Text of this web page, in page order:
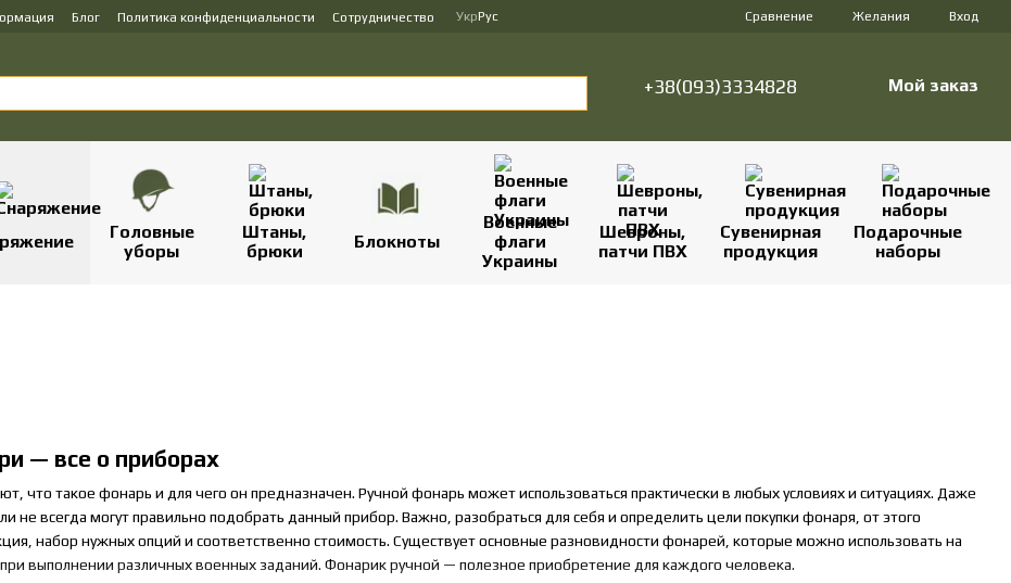
Блог Политика конфиденциальности Сотрудничество УкрРус Сравнение Желания Вход
+38(093)3334828 Мой заказ
Головные
уборы
Штаны,
брюки
Блокноты
Военные
флаги
Украины
Шевроны,
патчи ПВХ
Сувенирная
продукция
Подарочные
наборы
— все о приборах
что такое фонарь и для чего он предназначен. Ручной фонарь может использоваться практически в любых условиях и ситуациях. Даже
не всегда могут правильно подобрать данный прибор. Важно, разобраться для себя и определить цели покупки фонаря, от этого
набор нужных опций и соответственно стоимость. Существует основные разновидности фонарей, которые можно использовать на
выполнении различных военных заданий. Фонарик ручной — полезное приобретение для каждого человека.